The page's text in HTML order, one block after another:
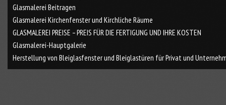
Glasmalerei Beitragen
Glasmalerei Kirchenfenster und Kirchliche Räume
GLASMALEREI PREISE – PREIS FÜR DIE FERTIGUNG UND IHRE KOSTEN
Glasmalerei-Hauptgalerie
Herstellung von Bleiglasfenster und Bleiglastüren für Privat und